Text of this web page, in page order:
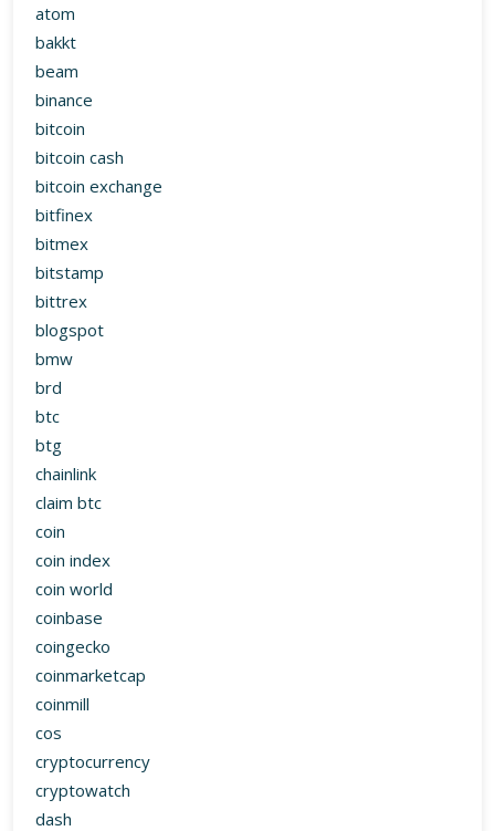
bitcoin
bitcoin cash
bitcoin exchange
bitfinex
bitmex
bitstamp
bittrex
blogspot
bmw
brd
btc
btg
chainlink
claim btc
coin
coin index
coin world
coinbase
coingecko
coinmarketcap
coinmill
cos
cryptocurrency
cryptowatch
dash
dia
dnt
dogecoin
dollar